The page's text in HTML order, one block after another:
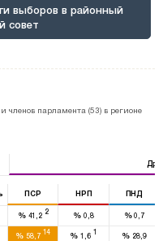
выборов в районный
совет
членов парламента (53) в регионе
ПСР НРП ПНД
%41,2 2 % 0,8 %0,7
% 58,7 14 % 1,6 1 % 28,9